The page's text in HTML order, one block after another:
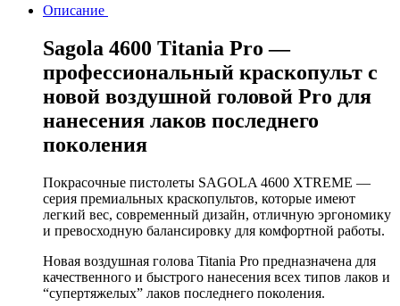
Описание
Sagola 4600 Titania Pro —
профессиональный краскопульт с
новой воздушной головой Pro для
нанесения лаков последнего
поколения
Покрасочные пистолеты SAGOLA 4600 XTREME —
серия премиальных краскопультов, которые имеют
легкий вес, современный дизайн, отличную эргономику
и превосходную балансировку для комфортной работы.
Новая воздушная голова Titania Pro предназначена для
качественного и быстрого нанесения всех типов лаков и
“супертяжелых” лаков последнего поколения.